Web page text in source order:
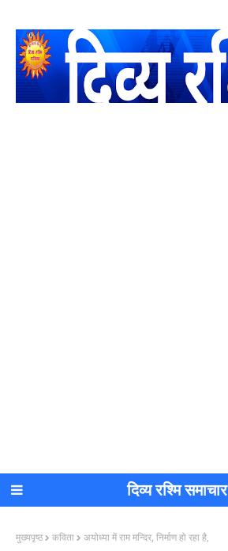
दिव्य रश्मि समाचार
मुख्यपृष्ठ कविता अयोध्या में राम मन्दिर, निर्माण हो रहा है,